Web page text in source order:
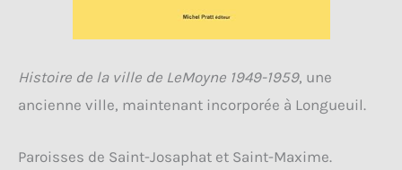
Histoire de la ville de LeMoyne 1949-1959, une
ancienne ville, maintenant incorporée à Longueuil.
Paroisses de Saint-Josaphat et Saint-Maxime.